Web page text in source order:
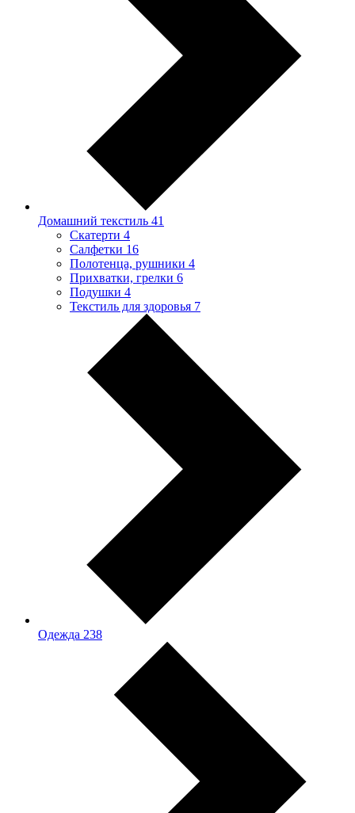
Домашний текстиль 41
Скатерти 4
Салфетки 16
Полотенца, рушники 4
Прихватки, грелки 6
Подушки 4
Текстиль для здоровья 7
Одежда 238